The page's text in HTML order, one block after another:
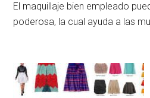
El maquillaje bien empleado
poderosa, la cual ayuda a las